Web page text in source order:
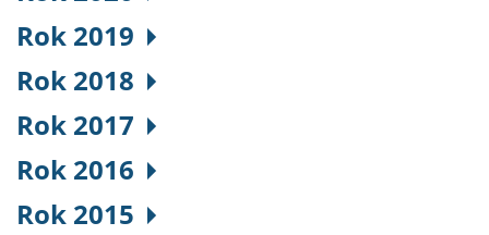
Rok 2019
Rok 2018
Rok 2017
Rok 2016
Rok 2015